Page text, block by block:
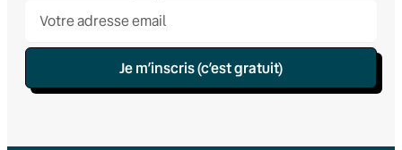
Je m’inscris (c’est gratuit)